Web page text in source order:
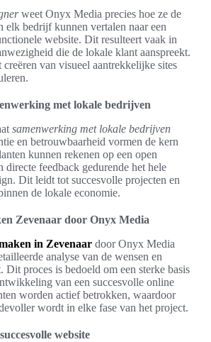
weet Onyx Media precies hoe ze de
elk bedrijf kunnen vertalen naar een
website. Dit resulteert vaak in
die de lokale klant aanspreekt.
van visueel aantrekkelijke sites
met lokale bedrijven
samenwerking met lokale bedrijven
en betrouwbaarheid vormen de kern
kunnen rekenen op een open
directe feedback gedurende het hele
Dit leidt tot succesvolle projecten en
de lokale economie.
Zevenaar door Onyx Media
in Zevenaar door Onyx Media
analyse van de wensen en
Dit proces is bedoeld om een sterke basis
van een succesvolle online
worden actief betrokken, waardoor
wordt in elke fase van het project.
website